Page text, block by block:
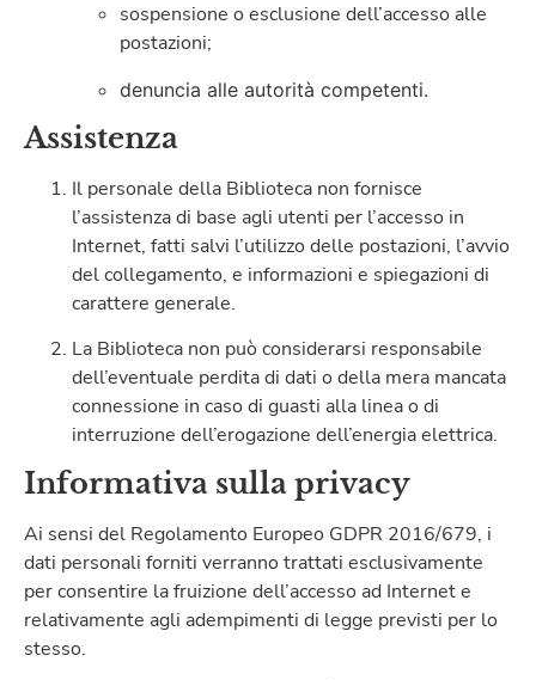
sospensione o esclusione dell’accesso alle
postazioni;
denuncia alle autorità competenti.
Assistenza
Il personale della Biblioteca non fornisce
l’assistenza di base agli utenti per l’accesso in
Internet, fatti salvi l’utilizzo delle postazioni, l’avvio
del collegamento, e informazioni e spiegazioni di
carattere generale.
La Biblioteca non può considerarsi responsabile
dell’eventuale perdita di dati o della mera mancata
connessione in caso di guasti alla linea o di
interruzione dell’erogazione dell’energia elettrica.
Informativa sulla privacy
Ai sensi del Regolamento Europeo GDPR 2016/679, i
dati personali forniti verranno trattati esclusivamente
per consentire la fruizione dell’accesso ad Internet e
relativamente agli adempimenti di legge previsti per lo
stesso.